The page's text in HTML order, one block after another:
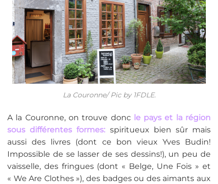
La Couronne/ Pic by 1FDLE.
A la Couronne, on trouve donc le pays et la région
sous différentes formes: spiritueux bien sûr mais
aussi des livres (dont ce bon vieux Yves Budin!
Impossible de se lasser de ses dessins!), un peu de
vaisselle, des fringues (dont « Belge, Une Fois » et
« We Are Clothes »), des badges ou des aimants aux